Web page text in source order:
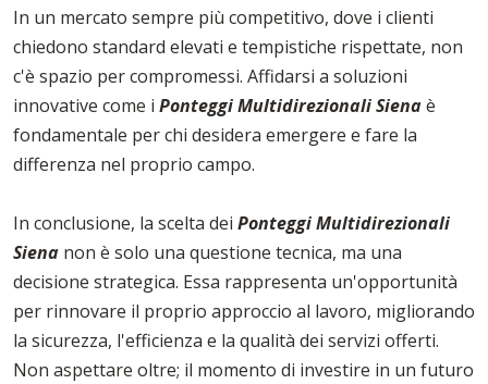
In un mercato sempre più competitivo, dove i clienti
chiedono standard elevati e tempistiche rispettate, non
c'è spazio per compromessi. Affidarsi a soluzioni
innovative come i Ponteggi Multidirezionali Sienaè
fondamentale per chi desidera emergere e fare la
differenza nel proprio campo.
In conclusione, la scelta dei Ponteggi Multidirezionali
Siena non è solo una questione tecnica, ma una
decisione strategica. Essa rappresenta un'opportunità
per rinnovare il proprio approccio al lavoro, migliorando
la sicurezza, l'efficienza e la qualità dei servizi offerti.
Non aspettare oltre; il momento di investire in un futuro